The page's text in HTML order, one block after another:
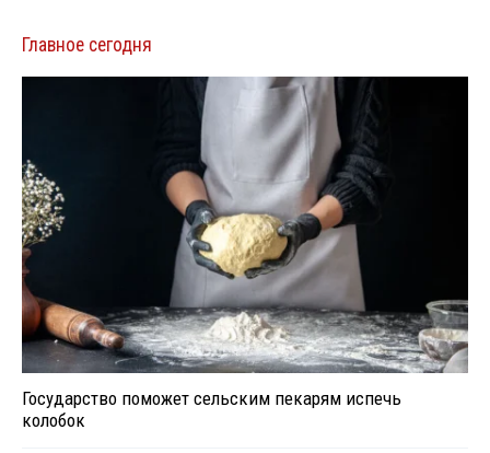
Главное сегодня
Государство поможет сельским пекарям испечь
колобок